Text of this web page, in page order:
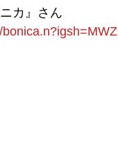
カ』さん